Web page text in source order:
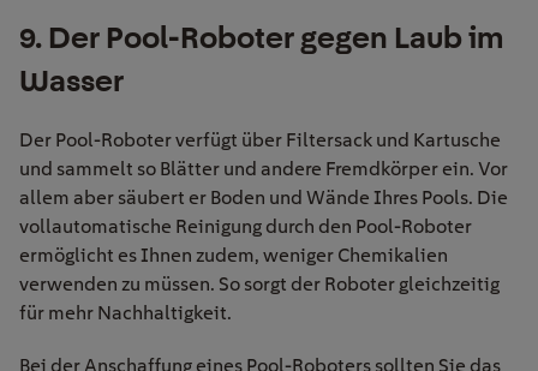
9. Der Pool-Roboter gegen Laub im
Wasser
Der Pool-Roboter verfügt über Filtersack und Kartusche
und sammelt so Blätter und andere Fremdkörper ein. Vor
allem aber säubert er Boden und Wände Ihres Pools. Die
vollautomatische Reinigung durch den Pool-Roboter
ermöglicht es Ihnen zudem, weniger Chemikalien
verwenden zu müssen. So sorgt der Roboter gleichzeitig
für mehr Nachhaltigkeit.
Bei der Anschaffung eines Pool-Roboters sollten Sie das